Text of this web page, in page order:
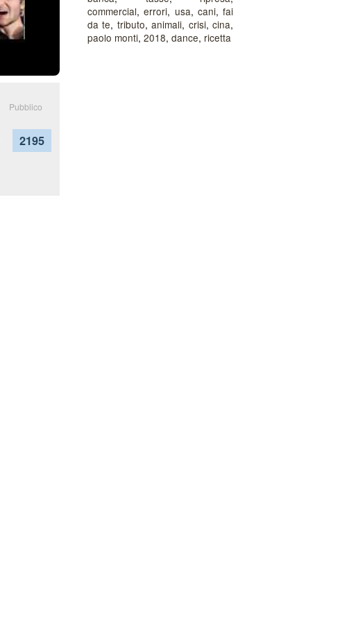
commercial,errori, usa, cani, fai
da te, tributo,animali, crisi,cina,
paolo monti, 2018, dance, ricetta
Pubblico
2195